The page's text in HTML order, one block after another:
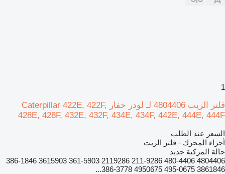
1
فلتر الزيت 4804406 لـ لودر حفار Caterpillar 422E, 422F,
428E, 428F, 432E, 432F, 434E, 434F, 442E, 444E, 444F
السعر عند الطلب
أجزاء المحرك - فلتر الزيت
حالة المركبة جديد
4804406 480-4406 211-9286 2119286 361-5903 3615903 386-1846
3861846 495-0675 4950675 386-3778...